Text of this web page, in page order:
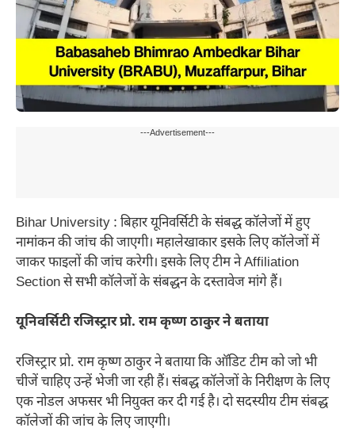
---Advertisement---
Bihar University : बिहार यूनिवर्सिटी के संबद्ध कॉलेजों में हुए
नामांकन की जांच की जाएगी। महालेखाकार इसके लिए कॉलेजों में
जाकर फाइलों की जांच करेगी। इसके लिए टीम ने Affiliation
Section से सभी कॉलेजों के संबद्धन के दस्तावेज मांगे हैं।
यूनिवर्सिटी रजिस्ट्रार प्रो. राम कृष्ण ठाकुर ने बताया
रजिस्ट्रार प्रो. राम कृष्ण ठाकुर ने बताया कि ऑडिट टीम को जो भी
चीजें चाहिए उन्हें भेजी जा रही हैं। संबद्ध कॉलेजों के निरीक्षण के लिए
एक नोडल अफसर भी नियुक्त कर दी गई है। दो सदस्यीय टीम संबद्ध
कॉलेजों की जांच के लिए जाएगी।